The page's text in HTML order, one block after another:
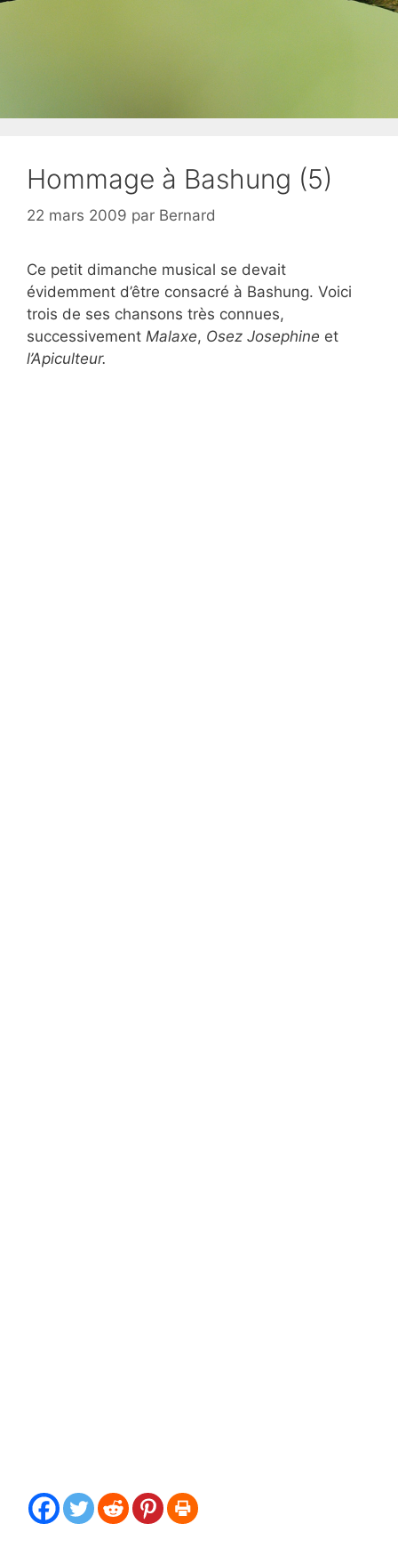
Hommage à Bashung (5)
22 mars 2009 par Bernard
Ce petit dimanche musical se devait
évidemment d’être consacré à Bashung. Voici
trois de ses chansons très connues,
successivement Malaxe, Osez Josephine et
l’Apiculteur.